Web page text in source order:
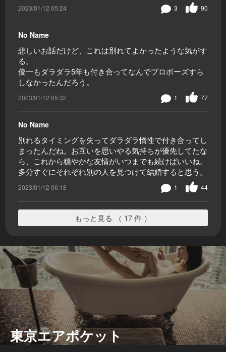
2023/01/12 05:24 90
3
No Name
悲しいお話だけど、これは別れてよかったような気がす
る。
俊一もダラダラ5年も付き合ってなんでプロポーズすら
しなかったんだろう。
2023/01/12 05:32 77
1
No Name
別れるタイミングを失ってダラダラ惰性で付き合ってし
まったんだね。お互いを思いやる気持ちが優先してたな
ら、これから穏やかな友情がいつまでも続けばいいね。
多分すぐにそれぞれ別の人を見つけて結婚すると思う。
2023/01/12 06:18 44
1
もっと見る （ 17 件 ）
東京エアポケット